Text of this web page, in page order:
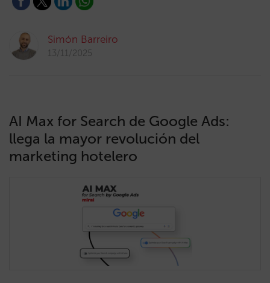
Simón Barreiro
13/11/2025
AI Max for Search de Google Ads:
llega la mayor revolución del
marketing hotelero